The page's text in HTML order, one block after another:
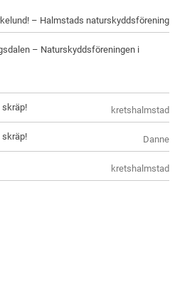
– Halmstads naturskyddsförening
– Naturskyddsföreningen i
kretshalmstad
skräp!
Danne
skräp!
kretshalmstad